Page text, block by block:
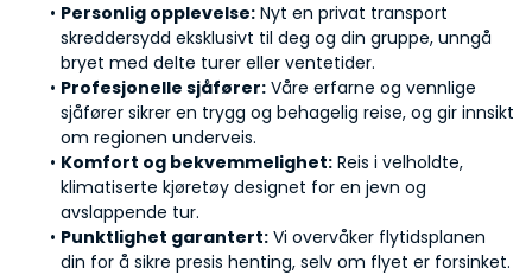
Personlig opplevelse: Nyt en privat transport
skreddersydd eksklusivt til deg og din gruppe, unngå
bryet med delte turer eller ventetider.
Profesjonelle sjåfører: Våre erfarne og vennlige
sjåfører sikrer en trygg og behagelig reise, og gir innsikt
om regionen underveis.
Komfort og bekvemmelighet: Reis i velholdte,
klimatiserte kjøretøy designet for en jevn og
avslappende tur.
Punktlighet garantert: Vi overvåker flytidsplanen
din for å sikre presis henting, selv om flyet er forsinket.